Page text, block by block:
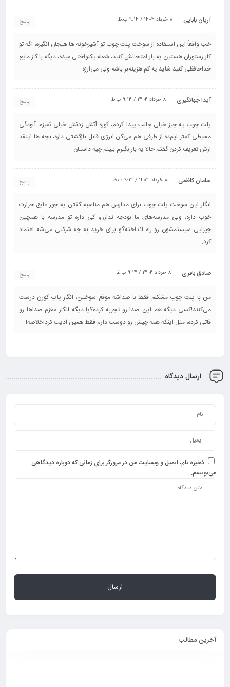
آریان بابایی 8 خرداد 1404 / 9:14 ب.ظ پاسخ
خب واقعاً این استفاده از سوخت پلت چوب تو آشپزخونه ها هیجان انگیزه، اگه تو
کار رستوران هستین یه بار امتحانش کنید، شعله یکنواختی میده، دیگه با گاز مایع
خداحافظی کنید شاید یه کم هزینه‌بر باشه ولی می‌ارزه.
آیدا جهانگیری 8 خرداد 1404 / 9:14 ب.ظ پاسخ
پلت چوب یه چیز خیلی جالب پیدا کردم، کوره آتش زدنش خیلی تمیزه، آلودگی
محیطی کمتر نیم‌ده از طرفی هم می‌گن انرژی قابل بازگشتی داره، بچه ها اینقد
ازش تعریف کردن گفتم حالا یه بار بگیرم ببینم چیه داستان.
سامان کاظمی 8 خرداد 1404 / 9:14 ب.ظ پاسخ
انگار این سوخت پلت چوب برای مدارس هم مناسبه گفتن یه جور عایق حرارت
خوب داره، ولی مدرسه‌های ما بودجه ندارن، کی داره تو مدرسه با همچین
چیزایی سیستمشون رو راه انداخته؟و برای خرید به چه شرکتی می‌شه اعتماد
کرد.
صادق باقری 8 خرداد 1404 / 9:14 ب.ظ پاسخ
من با پلت چوب مشکلم فقط با صداشه موقع سوختن، انگار پاپ کورن درست
می‌کنند!کسی دیگه هم این صدا رو تجربه کرده؟یا دیگه انگار مغزم صداها رو
قاتی کرده، مثل اینکه همه چیش رو دوست دارم فقط همین اذیت کرد!خلاصه!
ارسال دیدگاه
ذخیره نام، ایمیل و وبسایت من در مرورگر برای زمانی که دوباره دیدگاهی
می‌نویسم.
آخرین مطالب